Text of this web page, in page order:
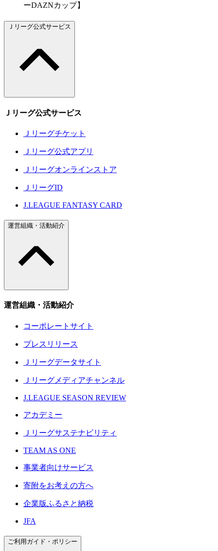
ーDAZNカップ】
Ｊリーグ公式サービス
Ｊリーグ公式サービス
Ｊリーグチケット
Ｊリーグ公式アプリ
Ｊリーグオンラインストア
ＪリーグID
J.LEAGUE FANTASY CARD
運営組織・活動紹介
運営組織・活動紹介
コーポレートサイト
プレスリリース
Ｊリーグデータサイト
Ｊリーグメディアチャンネル
J.LEAGUE SEASON REVIEW
アカデミー
Ｊリーグサステナビリティ
TEAM AS ONE
事業者向けサービス
寄附をお考えの方へ
企業版ふるさと納税
JFA
ご利用ガイド・ポリシー